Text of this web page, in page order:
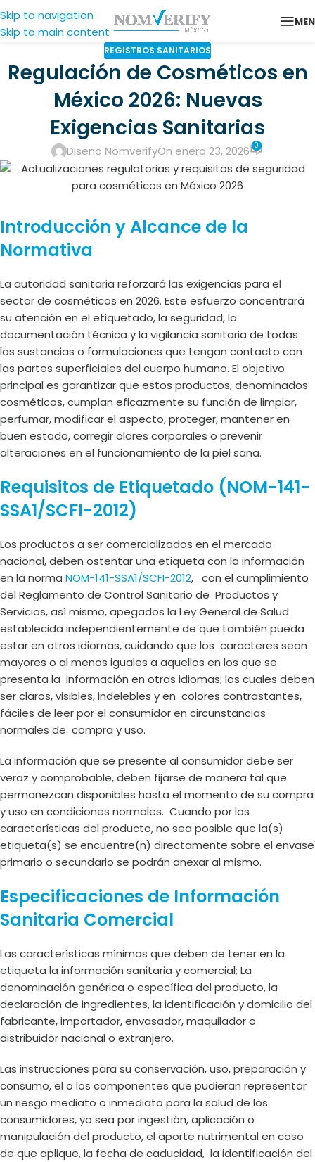
Skip to navigation
Skip to main content
REGISTROS SANITARIOS
Regulación de Cosméticos en
México 2026: Nuevas
Exigencias Sanitarias
Diseño NomverifyOn enero 23, 2026 0
Introducción y Alcance de la
Normativa
La autoridad sanitaria reforzará las exigencias para el
sector de cosméticos en 2026. Este esfuerzo concentrará
su atención en el etiquetado, la seguridad, la
documentación técnica y la vigilancia sanitaria de todas
las sustancias o formulaciones que tengan contacto con
las partes superficiales del cuerpo humano. El objetivo
principal es garantizar que estos productos, denominados
cosméticos, cumplan eficazmente su función de limpiar,
perfumar, modificar el aspecto, proteger, mantener en
buen estado, corregir olores corporales o prevenir
alteraciones en el funcionamiento de la piel sana.
Requisitos de Etiquetado (NOM-141-
SSA1/SCFI-2012)
Los productos a ser comercializados en el mercado
nacional, deben ostentar una etiqueta con la información
en la norma NOM-141-SSA1/SCFI-2012, con el cumplimiento
del Reglamento de Control Sanitario de Productos y
Servicios, así mismo, apegados la Ley General de Salud
establecida independientemente de que también pueda
estar en otros idiomas, cuidando que los caracteres sean
mayores o al menos iguales a aquellos en los que se
presenta la información en otros idiomas; los cuales deben
ser claros, visibles, indelebles y en colores contrastantes,
fáciles de leer por el consumidor en circunstancias
normales de compra y uso.
La información que se presente al consumidor debe ser
veraz y comprobable, deben fijarse de manera tal que
permanezcan disponibles hasta el momento de su compra
y uso en condiciones normales. Cuando por las
características del producto, no sea posible que la(s)
etiqueta(s) se encuentre(n) directamente sobre el envase
primario o secundario se podrán anexar al mismo.
Especificaciones de Información
Sanitaria Comercial
Las características mínimas que deben de tener en la
etiqueta la información sanitaria y comercial; La
denominación genérica o específica del producto, la
declaración de ingredientes, la identificación y domicilio del
fabricante, importador, envasador, maquilador o
distribuidor nacional o extranjero.
Las instrucciones para su conservación, uso, preparación y
consumo, el o los componentes que pudieran representar
un riesgo mediato o inmediato para la salud de los
consumidores, ya sea por ingestión, aplicación o
manipulación del producto, el aporte nutrimental en caso
de que aplique, la fecha de caducidad, la identificación del